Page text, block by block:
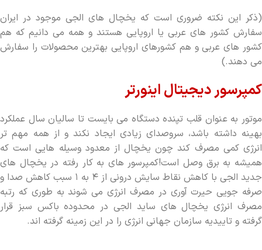
(ذکر این نکته ضروری است که یخچال های الجی موجود در ایران
سفارش کشور های عربی یا اروپایی هستند و همه می دانیم که هم
کشور های عربی و هم کشورهای اروپایی بهترین محصولات را سفارش
می دهند.)
کمپرسور دیجیتال اینورتر
موتور به عنوان قلب تپنده دستگاه می بایست تا سالیان سال عملکرد
بهینه داشته باشد، سروصدای زیادی ایجاد نکند و از همه مهم تر
انرژی کمی مصرف کند چون یخچال از معدود وسیله هایی است که
همیشه به برق وصل است!کمپرسور های به کار رفته در یخچال های
جدید الجی با کاهش نقاط سایش درونی از ۴ به ۱ سبب کاهش صدا و
صرفه جویی حیرت آوری در مصرف انرژی می شوند به طوری که رتبه
مصرف انرژی یخچال های ساید الجی در محدوده باکس سبز قرار
گرفته و تاییدیه سازمان جهانی انرژی را در این زمینه گرفته اند.